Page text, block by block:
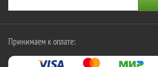
Принимаем к оплате: